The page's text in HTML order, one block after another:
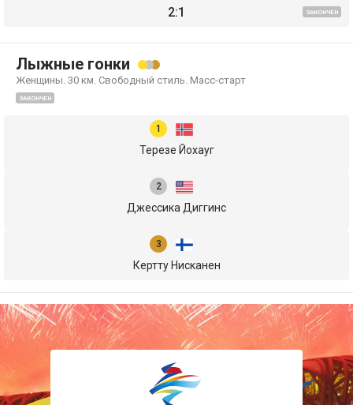
2:1 ЗАКОНЧЕН
Лыжные гонки
Женщины. 30 км. Свободный стиль. Масс-старт
ЗАКОНЧЕН
Терезе Йохауг
Джессика Диггинс
Кертту Нисканен